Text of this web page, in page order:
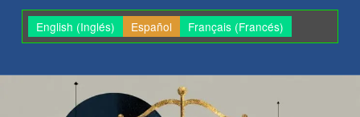
English (Inglés) Español Français(Francés)